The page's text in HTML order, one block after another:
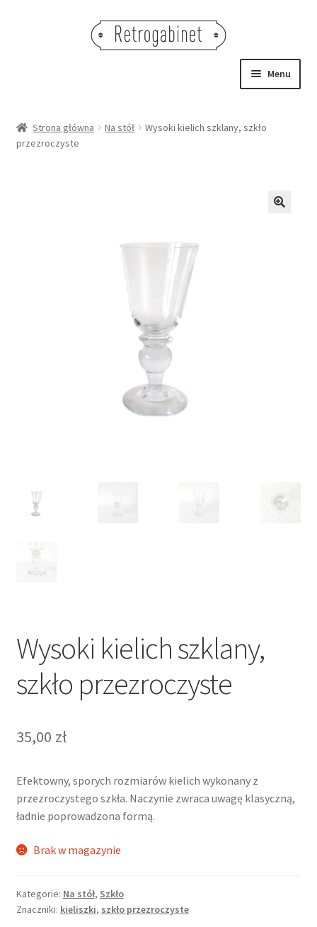
Menu
OBRAZY
Strona główna Na stół
Wysoki kielich szklany, szkło
przezroczyste
Wysoki kielich szklany,
szkło przezroczyste
35,00 zł
Efektowny, sporych rozmiarów kielich wykonany z
przezroczystego szkła. Naczynie zwraca uwagę klasyczną,
ładnie poprowadzona formą.
Brak w magazynie
Kategorie: Na stół, Szkło
Znaczniki: kieliszki, szkło przezroczyste